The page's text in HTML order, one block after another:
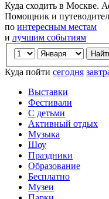
Куда сходить в Москве.
Помощник и
по интересным местам
и лучшим событиям
Куда пойти сегодня
Выставки
Фестивали
С детьми
Активный отдых
Музыка
Шоу
Праздники
Образование
Бесплатно
Музеи